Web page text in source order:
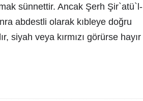
sünnettir. Ancak Şerh Şir`atü`l-
abdestli olarak kıbleye doğru
siyah veya kırmızı görürse hayır